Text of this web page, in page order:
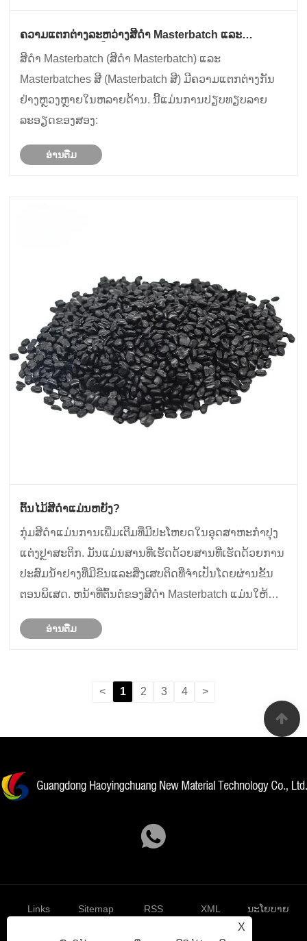
ຄວາມແຕກຕ່າງລະຫວ່າງສີດໍາ Masterbatch ແລະ
ສີດໍາ Masterbatch (ສີດໍາ Masterbatch) ແລະ
Masterbatches ສີ (Masterbatch ສີ) ມີຄວາມແຕກຕ່າງກັນ
ຢ່າງຫຼວງຫຼາຍໃນຫລາຍດ້ານ. ນີ້ແມ່ນການປຽບທຽບລາຍ
ລະອຽດຂອງສອງ:
ອ່ານ​ຕື່ມ
ຕົ້ນໄມ້ສີດໍາແມ່ນຫຍັງ?
ກຸ່ມສີດໍາແມ່ນການເພີ່ມເຕີມທີ່ມີປະໂຫຍດໃນອຸດສາຫະກໍາປຸງ
ແຕ່ງປຼາສະຕິກ. ມັນແມ່ນສານທີ່ເຮັດດ້ວຍສານທີ່ເຮັດດ້ວຍການ
ປະສົມນ້ໍາຢາງທີ່ມີຂົນແລະສິ່ງເສບຕິດທີ່ຈໍາເປັນໂດຍຜ່ານຂັ້ນ
ຕອນພິເສດ. ຫນ້າທີ່ຕົ້ນຕໍຂອງສີດໍາ Masterbatch ແມ່ນໃຫ້ຜົນ
ໃນເວລາດຽວກັນມັນຍັງມີຂໍ້ໄດ້ປຽບຫລາຍຢ່າງເຊ......
ອ່ານ​ຕື່ມ
< 1 2 3 4 >
X
Links Sitemap RSS XML ນະໂຍບາຍ